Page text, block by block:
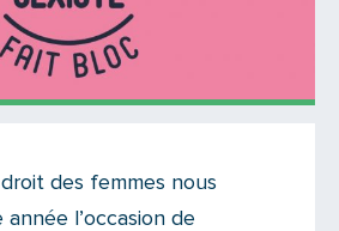
des femmes nous
l’occasion de